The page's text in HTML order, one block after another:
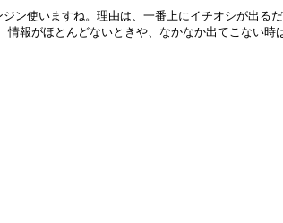
ン使いますね。理由は、一番上にイチオシが出る
報がほとんどないときや、なかなか出てこない時